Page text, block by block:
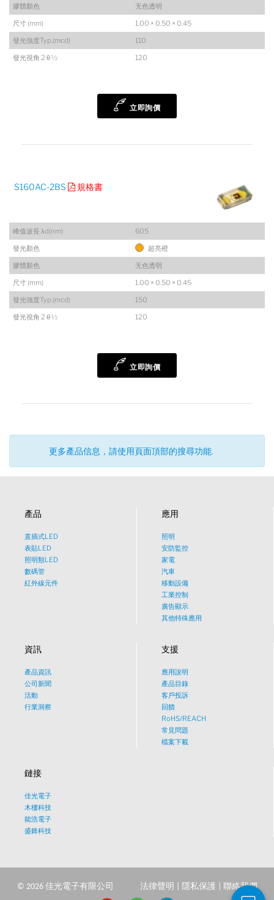
膠體顏色
无色透明
尺寸 (mm)
1.00 × 0.50 × 0.45
發光強度Typ.(mcd)
110
發光視角 2 θ ½
120
立即詢價
S160AC-2BS 規格書
峰值波長 λd(nm)
605
發光顏色
超亮橙
膠體顏色
无色透明
尺寸 (mm)
1.00 × 0.50 × 0.45
發光強度Typ.(mcd)
150
發光視角 2 θ ½
120
立即詢價
更多產品信息，請使用頁面頂部的搜尋功能.
產品
直插式LED
表貼LED
照明類LED
數碼管
紅外線元件
應用
照明
安防監控
家電
汽車
移動設備
工業控制
廣告顯示
其他特殊應用
資訊
產品資訊
公司新聞
活動
行業洞察
支援
應用說明
產品目錄
客戶投訴
回饋
RoHS/REACH
常見問題
檔案下載
鏈接
佳光電子
木樓科技
能浩電子
盛鋒科技
© 2026 佳光電子有限公司 法律聲明 隱私保護 聯絡我們
Sales Manager
What would you like to talk